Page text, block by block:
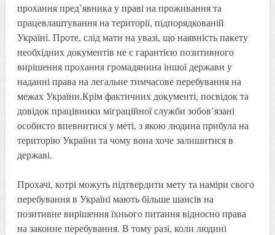
прохання пред’явника у праві на проживання та
працевлаштування на території, підпорядкованій
Україні. Проте, слід мати на увазі, що наявність пакету
необхідних документів не є гарантією позитивного
вирішення прохання громадянина іншої держави у
наданні права на легальне тимчасове перебування на
межах України.Крім фактичних документі, посвідок та
довідок працівники міграційної служби зобов’язані
особисто впевнитися у меті, з якою людина прибула на
територію України та чому вона хоче залишитися в
державі.
Прохачі, котрі можуть підтвердити мету та наміри свого
перебування в Україні мають більше шансів на
позитивне вирішення їхнього питання відносно права
на законне перебування. В тому разі, коли людині